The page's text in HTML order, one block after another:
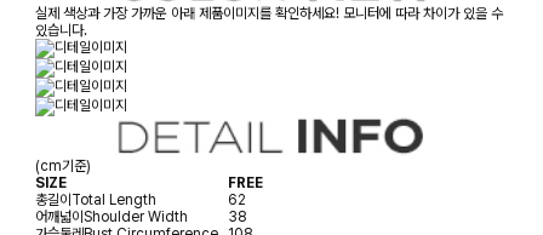
실제 색상과 가장 가까운 아래 제품이미지를 확인하세요! 모니터에 따라 차이가 있을 수
있습니다.
(cm기준)
SIZE
FREE
총길이Total Length
62
어깨넓이Shoulder Width
38